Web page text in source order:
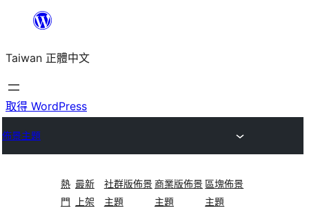
主
要
內
Taiwan 正體中文
取得 WordPress
佈景主題
熱
門
最新
上架
社群版佈景
主題
商業版佈景
主題
區塊佈景
主題